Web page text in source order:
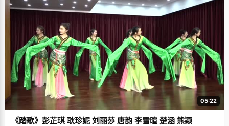
05:22
《踏歌》彭芷琪 耿珍妮 刘丽莎 唐韵 李雪暄 楚涵 熊颖